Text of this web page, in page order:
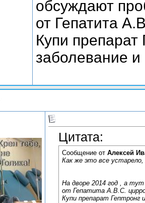
обсуждают
от Гепатита
Купи препарат
заболевание и
Цитата:
Сообщение от Алексей
Как же это все устарело,
На дворе 2014 год , а
от Гепатита А.B.C.
Купи препарат Гептронг